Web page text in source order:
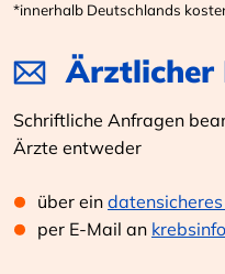
*innerhalb Deutschlands
Ärztlicher
Schriftliche Anfragen
Ärzte entweder
über ein
per E-Mail an